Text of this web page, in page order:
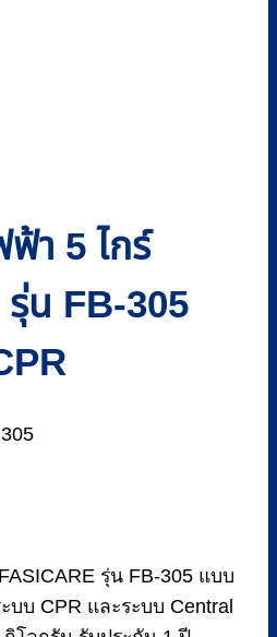
า 5 ไกร์
น FB-305
รุ่น FB-305 แบบ
บ CPR และระบบ Central